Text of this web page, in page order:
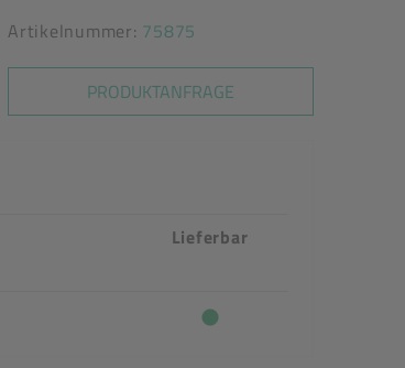
Artikelnummer: 75875
PRODUKTANFRAGE
Lieferbar